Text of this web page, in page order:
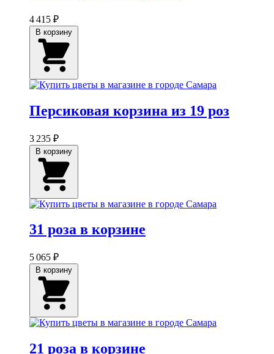
4 415 ₽
Персиковая корзина из 19 роз
3 235 ₽
31 роза в корзине
5 065 ₽
21 роза в корзине